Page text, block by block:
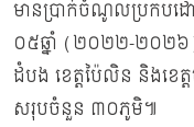
មានប្រាក់ចំណូលប្រកបដោ
០៥ឆ្នាំ (២០២២-២០២៦)
ដំបង ខេត្តប៉ៃលិន និងខ
សរុបចំនួន ៣០ភូមិ៕